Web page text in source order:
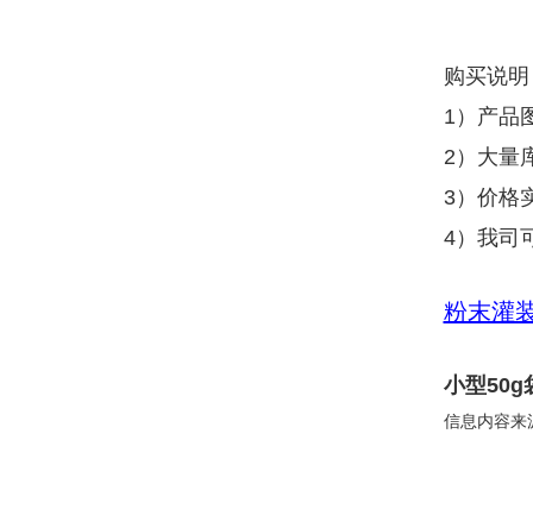
购买说
1）产品
2）大量
3）价格
4）我司
粉末灌
小型50g
信息内容来